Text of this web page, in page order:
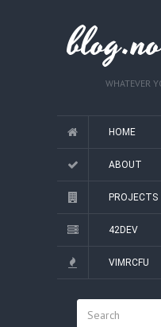
WHATEVER
HOME
ABOUT
PROJECTS
42DEV
VIMRCFU